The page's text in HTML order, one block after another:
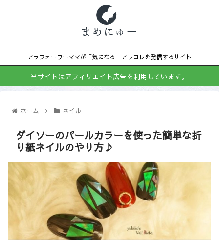
アラフォーワーママが「気になる」アレコレを発信するサイト
当サイトはアフィリエイト広告を利用しています。
ホーム ネイル
ダイソーのパールカラーを使った簡単な折
り紙ネイルのやり方♪